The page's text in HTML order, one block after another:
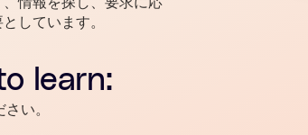
しています。
learn:
い。